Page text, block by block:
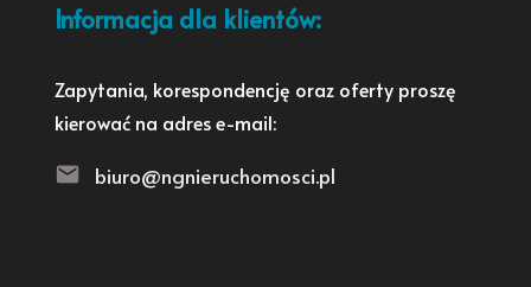
Informacja dla klientów:
Zapytania, korespondencję oraz oferty proszę
kierować na adres e-mail:
biuro@ngnieruchomosci.pl